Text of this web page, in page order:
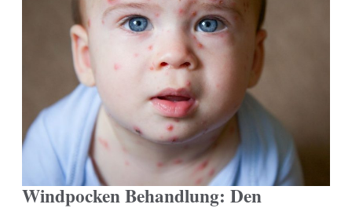
Windpocken Behandlung: Den